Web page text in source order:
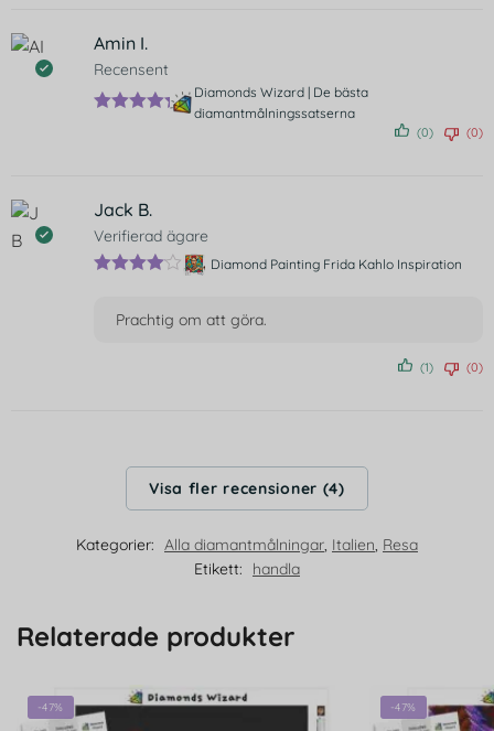
Amin I.
Recensent
Diamonds Wizard | De bästa
diamantmålningssatserna
(0) (0)
Jack B.
Verifierad ägare
Diamond Painting Frida Kahlo Inspiration
Prachtig om att göra.
(1) (0)
Visa fler recensioner (4)
Kategorier: Alla diamantmålningar, Italien, Resa
Etikett:
handla
Relaterade produkter
-47% -47%